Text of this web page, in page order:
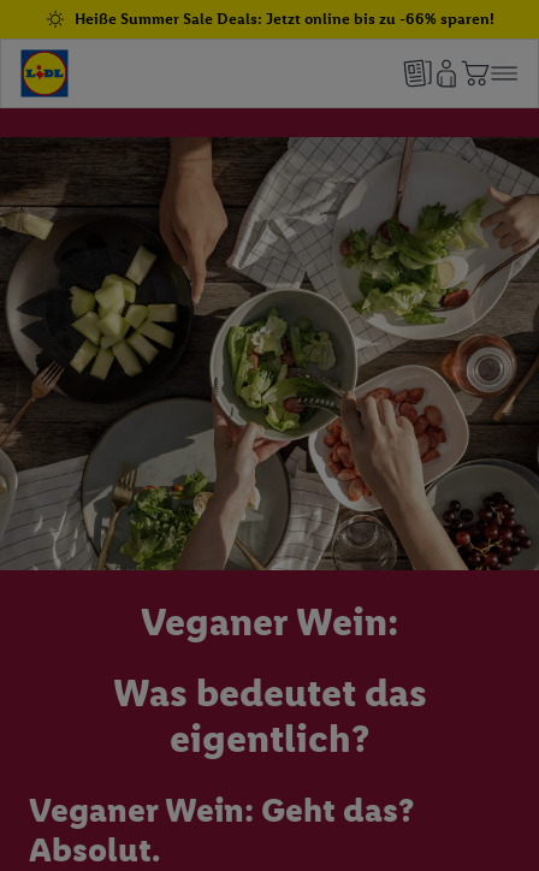
Heiße Summer Sale Deals: Jetzt online bis zu -66% sparen!
Veganer Wein:
Was bedeutet das
eigentlich?
Veganer Wein: Geht das?
Absolut.